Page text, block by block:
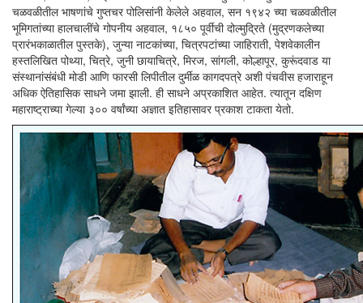
चळवळीतील भाषणांचे गुप्तचर पोलिसांनी केलेले अहवाल, सन १९४२ च्या चळवळीतील
भूमिगतांच्या हालचालींचे गोपनीय अहवाल, १८५० पूर्वीची दोल्मुद्रिते (मुद्रणकलेच्या
प्रारंभकाळातील पुस्तके), जुन्या नाटकांच्या, चित्रपटांच्या जाहिराती, पेशवेकालीन
हस्तलिखित पोथ्या, चित्रे, जुनी छायाचित्रे, मिरज, सांगली, कोल्हापूर, कुरूंदवाड या
संस्थानांसंबंधी मोडी आणि फारसी लिपीतील दुर्मीळ कागदपत्रे अशी पंचवीस हजाराहून
अधिक ऐतिहासिक साधने जमा झाली. ही साधने अप्रकाशित आहेत. त्यातून दक्षिण
महाराष्ट्राच्या गेल्या ३०० वर्षांच्या अज्ञात इतिहासावर प्रकाश टाकता येतो.